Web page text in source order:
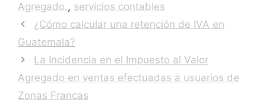
Agregado., servicios contables
¿Cómo calcular una retención de IVA en
Guatemala?
La Incidencia en el Impuesto al Valor
Agregado en ventas efectuadas a usuarios de
Zonas Francas